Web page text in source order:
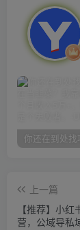
上一篇
【推荐】小
营，公域导私